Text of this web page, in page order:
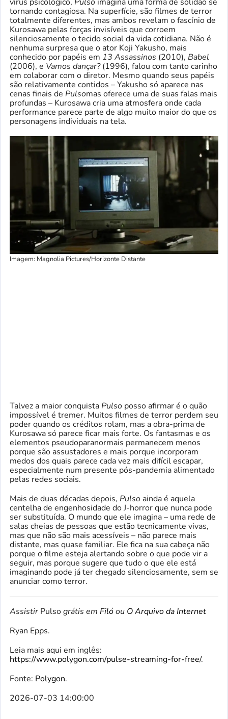
tornando contagiosa. Na superfície, são filmes de terror
totalmente diferentes, mas ambos revelam o fascínio de
Kurosawa pelas forças invisíveis que corroem
silenciosamente o tecido social da vida cotidiana. Não é
nenhuma surpresa que o ator Koji Yakusho, mais
conhecido por papéis em 13 Assassinos (2010), Babel
(2006), e Vamos dançar?(1996), falou com tanto carinho
em colaborar com o diretor. Mesmo quando seus papéis
são relativamente contidos – Yakusho só aparece nas
cenas finais de Pulsomas oferece uma de suas falas mais
profundas – Kurosawa cria uma atmosfera onde cada
performance parece parte de algo muito maior do que os
personagens individuais na tela.
Imagem: Magnolia Pictures/Horizonte Distante
Talvez a maior conquista Pulso posso afirmar é o quão
impossível é tremer. Muitos filmes de terror perdem seu
poder quando os créditos rolam, mas a obra-prima de
Kurosawa só parece ficar mais forte. Os fantasmas e os
elementos pseudoparanormais permanecem menos
porque são assustadores e mais porque incorporam
medos dos quais parece cada vez mais difícil escapar,
especialmente num presente pós-pandemia alimentado
pelas redes sociais.
Mais de duas décadas depois, Pulso ainda é aquela
centelha de engenhosidade do J-horror que nunca pode
ser substituída. O mundo que ele imagina – uma rede de
salas cheias de pessoas que estão tecnicamente vivas,
mas que não são mais acessíveis – não parece mais
distante, mas quase familiar. Ele fica na sua cabeça não
porque o filme esteja alertando sobre o que pode vir a
seguir, mas porque sugere que tudo o que ele está
imaginando pode já ter chegado silenciosamente, sem se
anunciar como terror.
Assistir Pulsográtis em Filóou O Arquivo da Internet
Ryan Epps.
Leia mais aqui em inglês:
https://www.polygon.com/pulse-streaming-for-free/.
Fonte: Polygon.
2026-07-03 14:00:00